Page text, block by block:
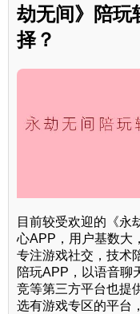
劫无间》陪玩
择？
目前较受欢迎的《永
心APP，用户基数大
专注游戏社交，技术
陪玩APP，以语音聊
竞等第三方平台也提
选有游戏专区的平台